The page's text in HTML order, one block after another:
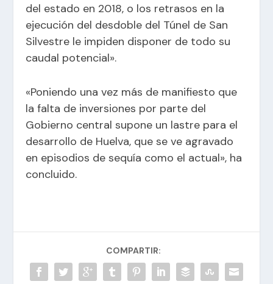
del estado en 2018, o los retrasos en la
ejecución del desdoble del Túnel de San
Silvestre le impiden disponer de todo su
caudal potencial».
«Poniendo una vez más de manifiesto que
la falta de inversiones por parte del
Gobierno central supone un lastre para el
desarrollo de Huelva, que se ve agravado
en episodios de sequía como el actual», ha
concluido.
COMPARTIR: